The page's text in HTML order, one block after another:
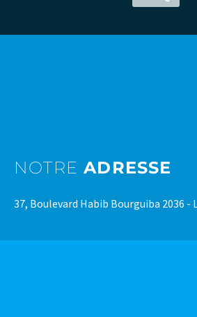
NOTRE ADRESSE
37, Boulevard Habib Bourguiba 2036 -